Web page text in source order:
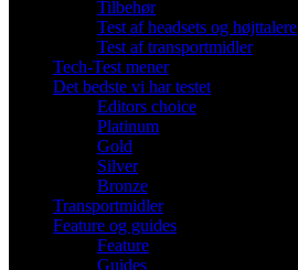
Tilbehør
Test af headsets og højttalere
Test af transportmidler
Tech-Test mener
Det bedste vi har testet
Editors choice
Platinum
Gold
Silver
Bronze
Transportmidler
Feature og guides
Feature
Guides